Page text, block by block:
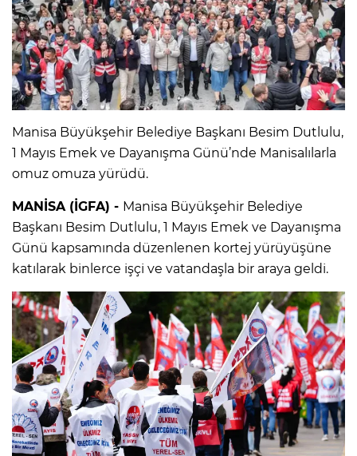
Manisa Büyükşehir Belediye Başkanı Besim Dutlulu,
1 Mayıs Emek ve Dayanışma Günü’nde Manisalılarla
omuz omuza yürüdü.
MANİSA (İGFA) - Manisa Büyükşehir Belediye
Başkanı Besim Dutlulu, 1 Mayıs Emek ve Dayanışma
Günü kapsamında düzenlenen kortej yürüyüşüne
katılarak binlerce işçi ve vatandaşla bir araya geldi.